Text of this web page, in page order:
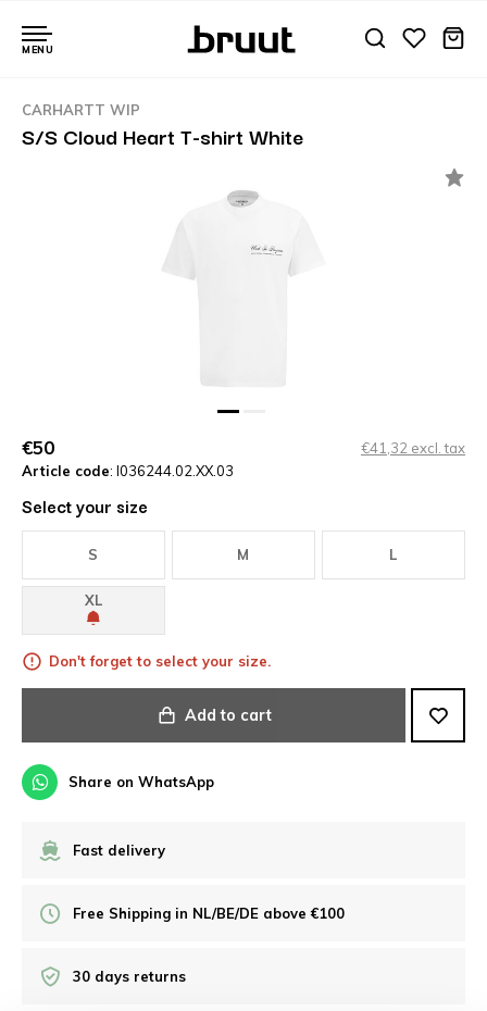
MENU
CARHARTT WIP
S/S Cloud Heart T-shirt White
€50
€41,32 excl. tax
Article code: I036244.02.XX.03
Select your size
S M L
XL
Don't forget to select your size.
Add to cart
Share on WhatsApp
Fast delivery
Free Shipping in NL/BE/DE above €100
30 days returns